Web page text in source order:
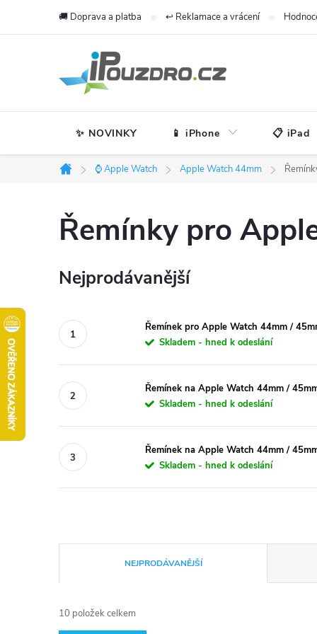
🚚 Doprava a platba ↩️ Reklamace a vrácení
✨ NOVINKY 📱 iPhone 📋 iPad
Domů
⌚ Apple Watch Apple Watch 44mm
Řemínky pro
Nejprodávanější
Řemínek pro Apple Watch 44mm /
Skladem - hned k odeslání
Řemínek na Apple Watch 44mm /
Skladem - hned k odeslání
Řemínek na Apple Watch 44mm /
Skladem - hned k odeslání
a
NEJPRODÁVANĚJŠÍ
10 položek celkem